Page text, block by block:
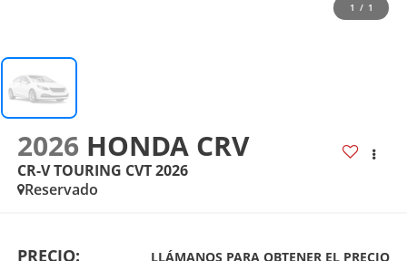
1 / 1
2026 HONDA CRV
CR-V TOURING CVT 2026
Reservado
PRECIO: LLÁMANOS PARA OBTENER EL PRECIO